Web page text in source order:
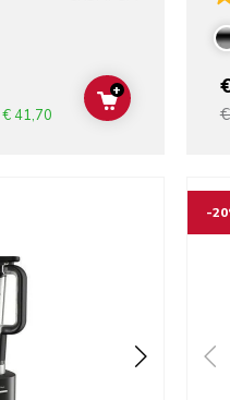
€ 41,70 ADD TO CART
+
-